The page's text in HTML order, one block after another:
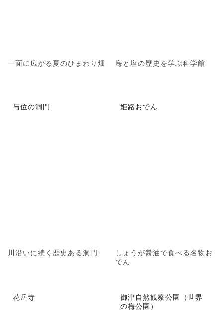
一面に広がる夏のひまわり畑 海と塩の歴史を学ぶ科学館
与位の洞門
川沿いに続く歴史ある洞門
姫路おでん
しょうが醤油で食べる名物お
でん
花岳寺
御津自然観察公園（世界
の梅公園）